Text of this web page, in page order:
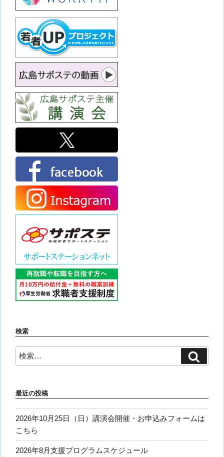
検索
検
索:
最近の投稿
2026年10月25日（日）講演会開催・お申込みフォームは
こちら
2026年8月支援プログラムスケジュール